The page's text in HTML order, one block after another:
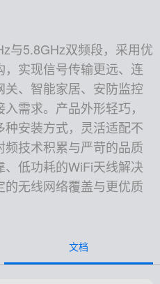
与5.8GHz双频段，采用优
实现信号传输更远、连
、智能家居、安防监控
需求。产品外形轻巧，
安装方式，灵活适配不
技术积累与严苛的品质
低功耗的WiFi天线解决
无线网络覆盖与更优质
文档